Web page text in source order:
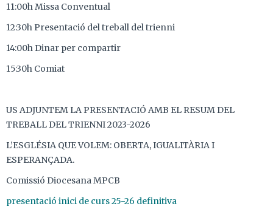
11:00h Missa Conventual
12:30h Presentació del treball del trienni
14:00h Dinar per compartir
15:30h Comiat
US ADJUNTEM LA PRESENTACIÓ AMB EL RESUM DEL
TREBALL DEL TRIENNI 2023-2026
L’ESGLÉSIA QUE VOLEM: OBERTA, IGUALITÀRIA I
ESPERANÇADA.
Comissió Diocesana MPCB
presentació inici de curs 25-26 definitiva